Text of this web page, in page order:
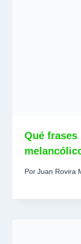
Qué
PorJuan Rovira